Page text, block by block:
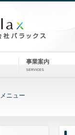
事業案内
SERVICES
メニュー